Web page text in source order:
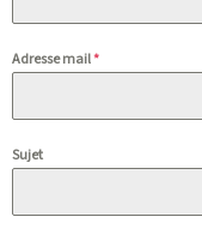
Adresse mail*
Sujet